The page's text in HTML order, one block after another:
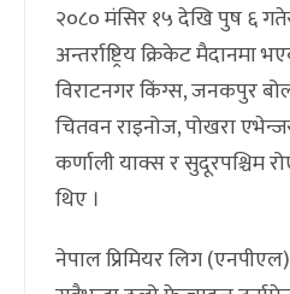
२०८० मंसिर १५ देखि पुष ६
अन्तर्राष्ट्रिय क्रिकेट मैदानमा
विराटनगर किंग्स, जनकपुर
चितवन राइनोज, पोखरा
कर्णाली याक्स र सुदूरपश्चिम
थिए ।
नेपाल प्रिमियर लिग